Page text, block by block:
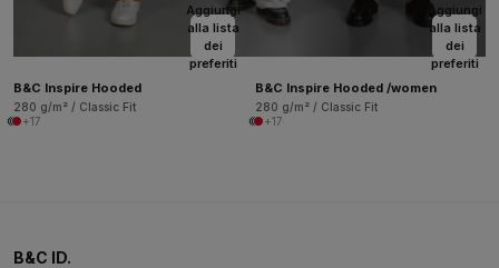
Aggiungi
alla lista
dei
preferiti
B&C Inspire Hooded
280 g/m² / Classic Fit
+17
Aggiungi
alla lista
dei
preferiti
B&C Inspire Hooded /women
280 g/m² / Classic Fit
+17
B&C ID.